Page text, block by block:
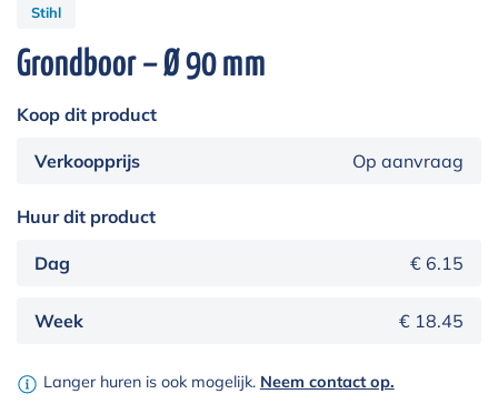
Stihl
Grondboor – Ø 90 mm
Koop dit product
Verkoopprijs Op aanvraag
Huur dit product
Dag € 6.15
Week € 18.45
Langer huren is ook mogelijk. Neem contact op.